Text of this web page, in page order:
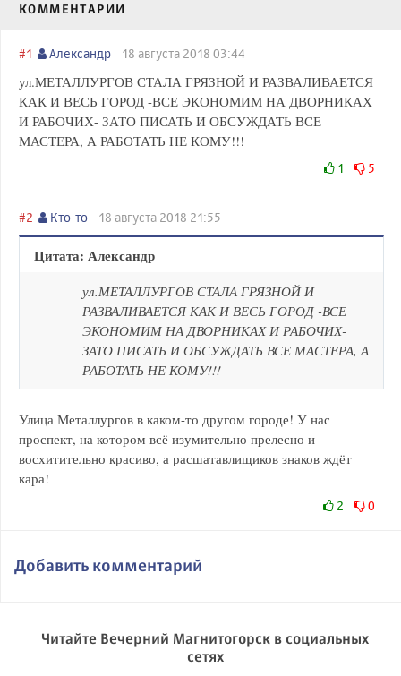
КОММЕНТАРИИ
#1 Александр 18 августа 2018 03:44
ул.МЕТАЛЛУРГОВ СТАЛА ГРЯЗНОЙ И РАЗВАЛИВАЕТСЯ
КАК И ВЕСЬ ГОРОД -ВСЕ ЭКОНОМИМ НА ДВОРНИКАХ
И РАБОЧИХ- ЗАТО ПИСАТЬ И ОБСУЖДАТЬ ВСЕ
МАСТЕРА, А РАБОТАТЬ НЕ КОМУ!!!
1 5
#2 Кто-то 18 августа 2018 21:55
Цитата: Александр
ул.МЕТАЛЛУРГОВ СТАЛА ГРЯЗНОЙ И
РАЗВАЛИВАЕТСЯ КАК И ВЕСЬ ГОРОД -ВСЕ
ЭКОНОМИМ НА ДВОРНИКАХ И РАБОЧИХ-
ЗАТО ПИСАТЬ И ОБСУЖДАТЬ ВСЕ МАСТЕРА, А
РАБОТАТЬ НЕ КОМУ!!!
Улица Металлургов в каком-то другом городе! У нас
проспект, на котором всё изумительно прелесно и
восхитительно красиво, а расшатавлищиков знаков ждёт
кара!
2 0
Добавить комментарий
Читайте Вечерний Магнитогорск в социальных
сетях